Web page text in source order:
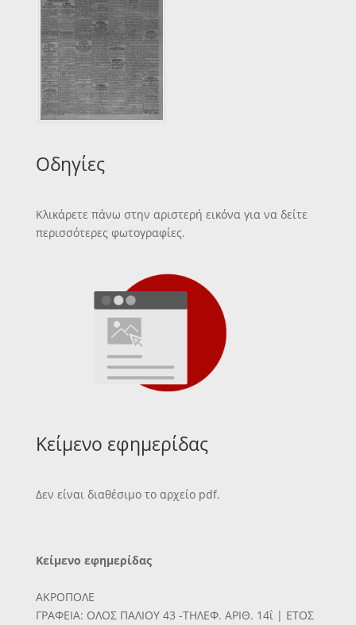
Οδηγίες
Κλικάρετε πάνω στην αριστερή εικόνα για να δείτε
περισσότερες φωτογραφίες.
Κείμενο εφημερίδας
Δεν είναι διαθέσιμο το αρχείο pdf.
Κείμενο εφημερίδας
ΑΚΡΟΠΟΛΕ
ΓΡΑΦΕΙΑ: ΟΛΟΣ ΠΑΛΙΟΥ 43 -ΤΗΛΕΦ. ΑΡΙΘ. 14ΐ | ΕΤΟΣ